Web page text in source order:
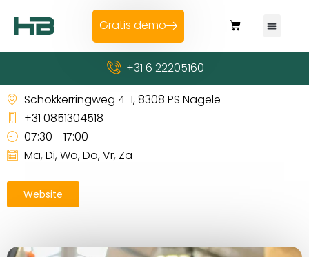
Gratis demo
+31 6 22205160
Schokkerringweg 4-1, 8308 PS Nagele
+31 0851304518
07:30 - 17:00
Ma, Di, Wo, Do, Vr, Za
Website